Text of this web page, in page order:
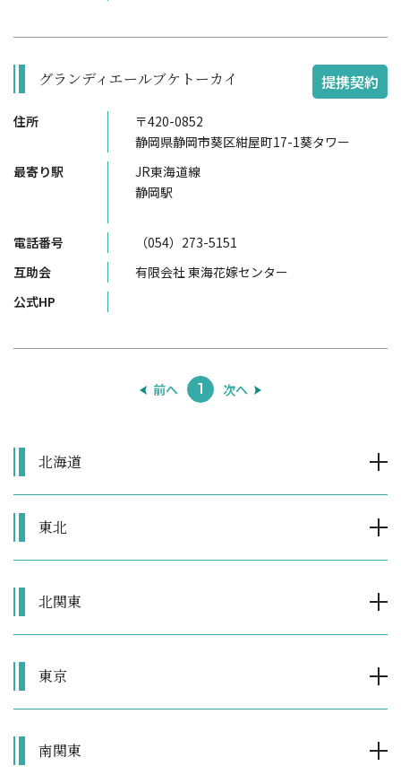
北海道
東北
北関東
東京
南関東
グランディエールブケトーカイ 提携契約
住所
〒420-0852
静岡県静岡市葵区紺屋町17-1葵タワー
最寄り駅
JR東海道線
静岡駅
電話番号
（054）273-5151
互助会
有限会社 東海花嫁センター
公式HP
前へ 1 次へ